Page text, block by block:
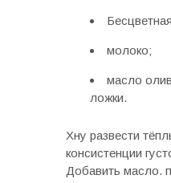
молоко;
масло
ложки.
Хну развести
консистенции
Добавить масло.